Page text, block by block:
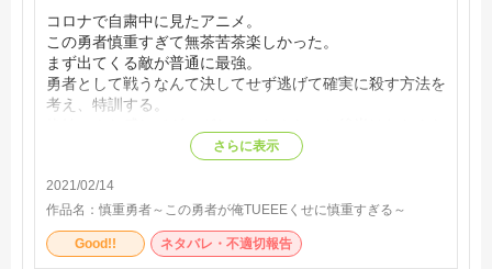
コロナで自粛中に見たアニメ。
この勇者慎重すぎて無茶苦茶楽しかった。
まず出てくる敵が普通に最強。
勇者として戦うなんて決してせず逃げて確実に殺す方法を
考え、特訓する。
なんでここまで慎重なのかもちゃんと納得できる理由があ
って普通に面白い。
次はどんな展開で倒すのか楽しみになるアニメでした。
さらに表示
2021/02/14
作品名： 慎重勇者～この勇者が俺TUEEEくせに慎重すぎる～
Good!! ネタバレ・不適切報告